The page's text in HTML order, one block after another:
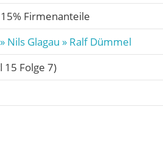
Firmenanteile
» Nils Glagau » Ralf Dümmel
15 Folge 7)